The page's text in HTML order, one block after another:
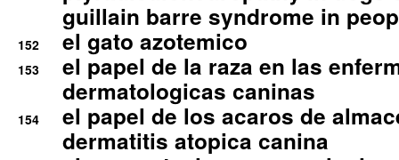
guillain barre syndrome in
152 el gato azotemico
153
el papel de la raza en las
dermatologicas caninas
154
el papel de los acaros de
dermatitis atopica canina